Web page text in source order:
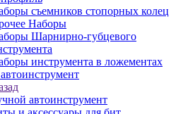
съемников стопорных колец
Наборы
Шарнирно-губцевого
инструмента в ложементах
автоинструмент